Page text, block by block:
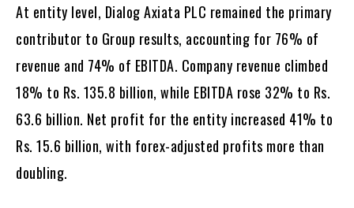
At entity level, Dialog Axiata PLC remained the primary
contributor to Group results, accounting for 76% of
revenue and 74% of EBITDA. Company revenue climbed
18% to Rs. 135.8 billion, while EBITDA rose 32% to Rs.
63.6 billion. Net profit for the entity increased 41% to
Rs. 15.6 billion, with forex-adjusted profits more than
doubling.